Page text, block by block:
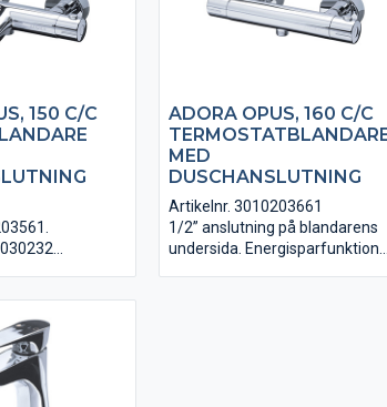
150 C/C
duschläge med
i handtaget.
Kan
excenter
ADORA OPUS, 160 C/C
MED
DUSCHANSLUTNING
Artikelnr. 3010203661
1/2” anslutning på blandarens
undersida. Energisparfunktion